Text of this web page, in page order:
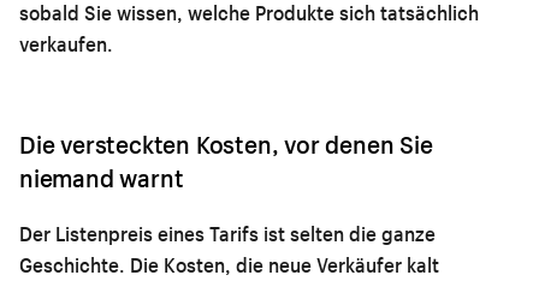
sobald Sie wissen, welche Produkte sich tatsächlich
verkaufen.
Die versteckten Kosten, vor denen Sie
niemand warnt
Der Listenpreis eines Tarifs ist selten die ganze
Geschichte. Die Kosten, die neue Verkäufer kalt